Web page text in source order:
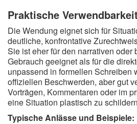
Praktische Verwendbarkeit
Die Wendung eignet sich für
deutliche, konfrontative
Sie ist eher für den narrativen oder
Gebrauch geeignet als für die
unpassend in formellen Schreiben
offiziellen Beschwerden, aber gut
Vorträgen, Kommentaren oder im
eine Situation plastisch zu
Typische Anlässe und Beispiele: